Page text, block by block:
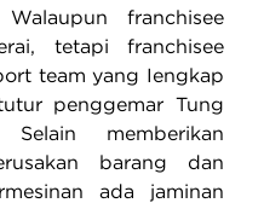
franchisee
tetapi franchisee
team yang Iengkap
penggemar Tung
memberikan
barang dan
ada jaminan